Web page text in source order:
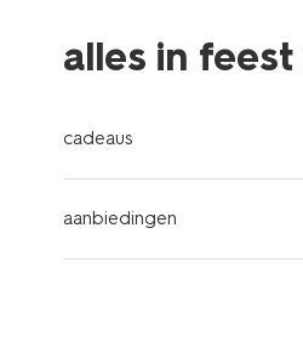
alles in
cadeaus
aanbiedingen